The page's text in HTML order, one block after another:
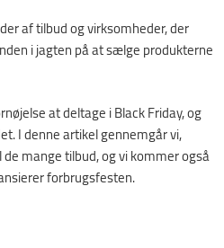
af tilbud og virksomheder, der
i jagten på at sælge produkterne
at deltage i Black Friday, og
I denne artikel gennemgår vi,
mange tilbud, og vi kommer også
forbrugsfesten.